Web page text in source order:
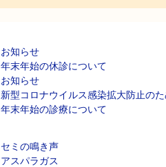
お知らせ
年末年始の休診について
お知らせ
新型コロナウイルス感染拡大防止の
年末年始の診療について
セミの鳴き声
アスパラガス